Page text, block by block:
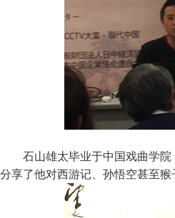
石山雄太毕业于中国戏曲学
分享了他对西游记、孙悟空甚至猴